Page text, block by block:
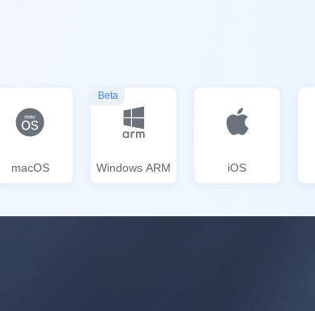
macOS Windows ARM
Beta
iOS